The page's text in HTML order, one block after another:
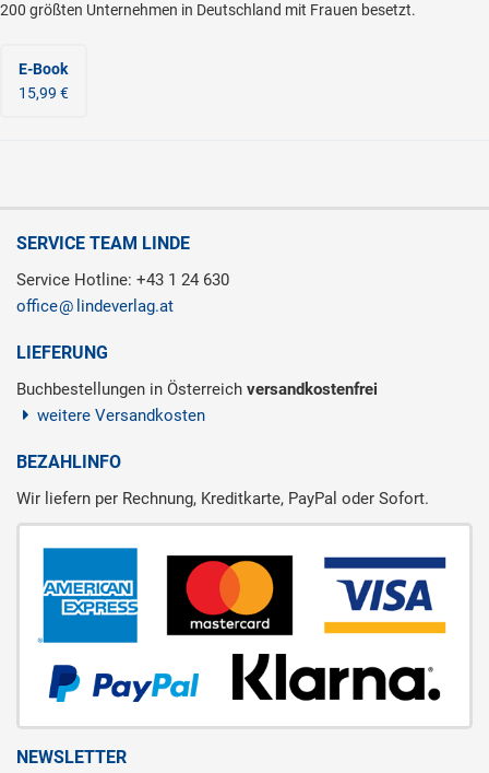
200 größten Unternehmen in Deutschland mit Frauen besetzt.
E-Book
15,99 €
SERVICE TEAM LINDE
Service Hotline: +43 1 24 630
office
lindeverlag.at
LIEFERUNG
Buchbestellungen in Österreich versandkostenfrei
weitere Versandkosten
BEZAHLINFO
Wir liefern per Rechnung, Kreditkarte, PayPal oder Sofort.
NEWSLETTER